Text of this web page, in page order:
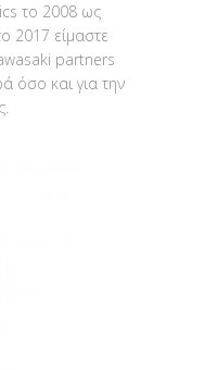
το 2008 ως
2017 είμαστε
partners
όσο και για την